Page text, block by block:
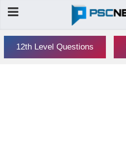
12th Level Questions